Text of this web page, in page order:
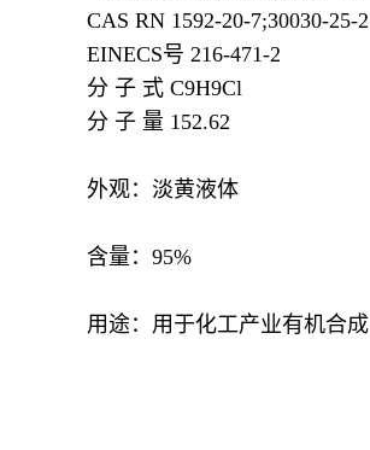
CAS RN 1592-20-7;30030-25-2
EINECS号 216-471-2
分 子 式 C9H9Cl
分 子 量 152.62
外观：淡黄液体
含量：95%
用途：用于化工产业有机合成